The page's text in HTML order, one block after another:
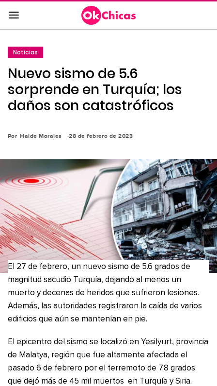
Saltar
al
contenido
a
la
navegación
principal
Noticias
Nuevo sismo de 5.6
sorprende en Turquía; los
daños son catastróficos
Por Haide Morales 28 de febrero de 2023
El 27 de febrero, un nuevo sismo de 5.6 grados de
magnitud sacudió Turquía, dejando al menos un
muerto y decenas de heridos que sufrieron lesiones.
Además, las autoridades registraron la caída de varios
edificios que aún se mantenían en pie.
El epicentro del sismo se localizó en Yesilyurt, provincia
de Malatya, región que fue altamente afectada el
pasado 6 de febrero por el terremoto de 7.8 grados
que dejó más de 45 mil muertos en Turquía y Siria.